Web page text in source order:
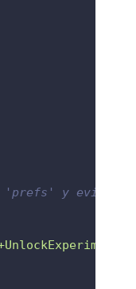
'prefs' y evitar